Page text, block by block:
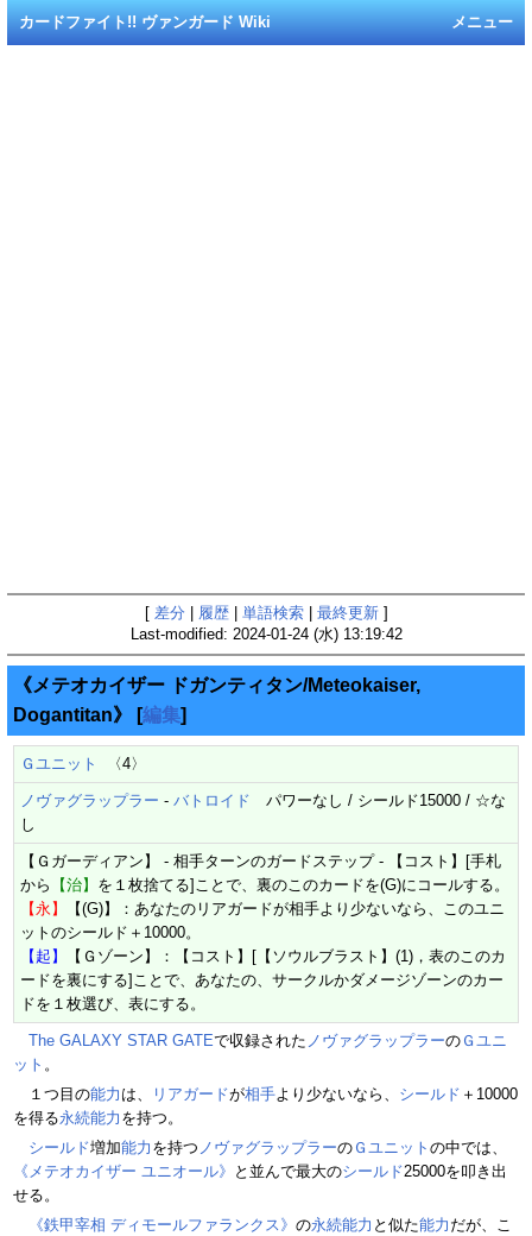
メニュー
カードファイト!! ヴァンガード Wiki
[ 差分 履歴| 単語検索| 最終更新]
Last-modified: 2024-01-24 (水) 13:19:42
《メテオカイザー ドガンティタン/Meteokaiser,
Dogantitan》
[編集]
Ｇユニット 〈4〉
ノヴァグラップラー - バトロイド パワーなし / シールド15000 / ☆な
し
【Ｇガーディアン】 - 相手ターンのガードステップ - 【コスト】[手札
から
【治】 を１枚捨てる]ことで、裏のこのカードを(G)にコールする。
【永】
【(G)】：あなたのリアガードが相手より少ないなら、このユニ
ットのシールド＋10000。
【起】
【Ｇゾーン】：【コスト】[【ソウルブラスト】(1)，表のこのカ
ードを裏にする]ことで、あなたの、サークルかダメージゾーンのカー
ドを１枚選び、表にする。
The GALAXY STAR GATEで収録された ノヴァグラップラーの Ｇユニ
ット 。
１つ目の能力 は、 リアガードが相手より少ないなら、 シールド ＋10000
を得る永続能力 を持つ。
シールド増加能力 を持つ ノヴァグラップラーの Ｇユニット の中では、
《メテオカイザー ユニオール》 と並んで最大のシールド25000を叩き出
せる。
《鉄甲宰相 ディモールファランクス》 の永続能力 と似た能力 だが、こ